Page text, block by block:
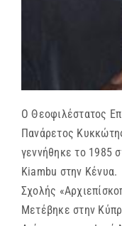
Ο Θεοφιλέστατος
Πανάρετος
γεννήθηκε το 1985
Kiambu στην Κένυα.
Σχολής
Μετέβηκε στην